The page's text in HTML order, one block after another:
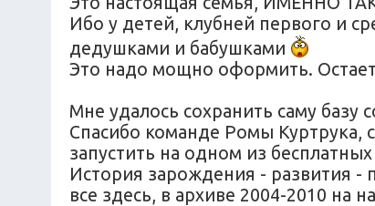
Ибо у детей, клубней первого и
дедушками и бабушками
Это надо мощно оформить.
Мне удалось сохранить саму
Спасибо команде Ромы Куртрука,
запустить на одном из
История зарождения - развития -
все здесь, в архиве 2004-2010 на